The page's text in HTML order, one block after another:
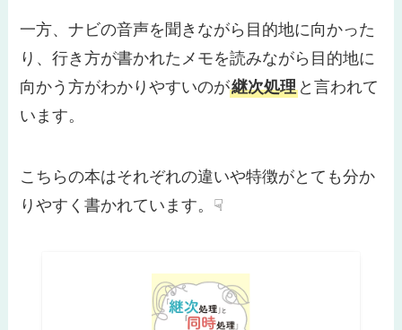
一方、ナビの音声を聞きながら目的地に向かった
り、行き方が書かれたメモを読みながら目的地に
向かう方がわかりやすいのが継次処理 と言われて
います。
こちらの本はそれぞれの違いや特徴がとても分か
りやすく書かれています。☟